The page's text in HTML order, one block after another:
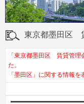
東京都墨田区
「東京都墨田区 賃貸管理
た。
「墨田区」に関する情報を